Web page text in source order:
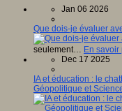
Jan 06 2026
Que dois-je évaluer
seulement… En savoir
Dec 17 2025
IA et éducation : le
Géopolitique et